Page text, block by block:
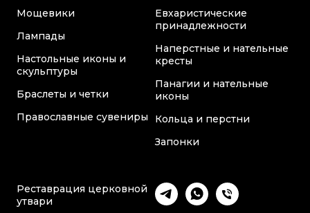
Мощевики
Лампады
Настольные иконы и
скульптуры
Браслеты и четки
Православные сувениры
Евхаристические
принадлежности
Наперстные и нательные
кресты
Панагии и нательные
иконы
Кольца и перстни
Запонки
Реставрация церковной
утвари